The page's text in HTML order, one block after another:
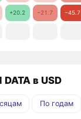
+20.2 −21.7 −45.7
в USD
По годам